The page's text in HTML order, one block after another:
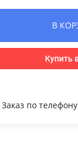
В
Купить
Заказ по